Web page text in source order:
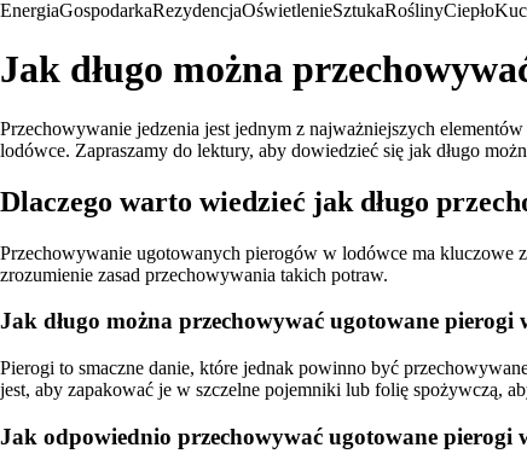
EnergiaGospodarkaRezydencjaOświetlenieSztukaRoślinyCiepło
Jak długo można
Przechowywanie jedzenia jest jednym z najważniejszych
lodówce. Zapraszamy do lektury, aby dowiedzieć się jak długo
Dlaczego warto wiedzieć jak długo
Przechowywanie ugotowanych pierogów w lodówce ma kluczowe
zrozumienie zasad przechowywania takich potraw.
Jak długo można przechowywać ugotowane pierogi
Pierogi to smaczne danie, które jednak powinno być
jest, aby zapakować je w szczelne pojemniki lub folię spożywczą,
Jak odpowiednio przechowywać ugotowane pierogi